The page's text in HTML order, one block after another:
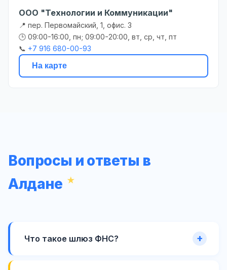
ООО "Технологии и Коммуникации"
📍 пер. Первомайский, 1, офис. 3
🕒 09:00-16:00, пн; 09:00-20:00, вт, ср, чт, пт
📞 +7 916 680-00-93
На карте
Вопросы и ответы в
Алдане
Что такое шлюз ФНС?